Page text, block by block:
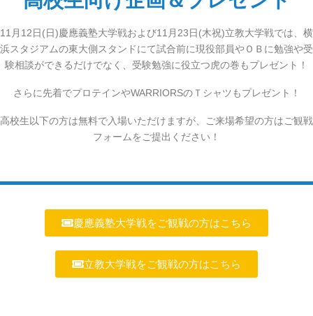
11月12日(日)慶應義塾大学戦および11月23日(木祝)立教大学戦では、横
浜スタジアムの東大側スタンドにて試合前に現役部員やＯＢに勉強や受
験相談ができるだけでなく、受験勉強に役立つ虎の巻もプレゼント！
さらに先着でプロテインやWARRIORSのＴシャツもプレゼント！
高校生以下の方は無料で入場いただけますが、ご来場希望の方はご観戦
フォームをご提出ください！
慶應義塾大学戦をご観戦の方はこちら
立教大学戦をご観戦の方はこちら